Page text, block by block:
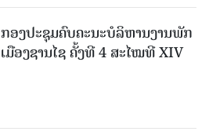
ກອງປະຊຸມຄົບຄະນະບໍລິຫານງານພັກ
ເມືອງຊານ​ໄຊ ຄັ້ງທີ 4 ສະໄໝທີ XIV